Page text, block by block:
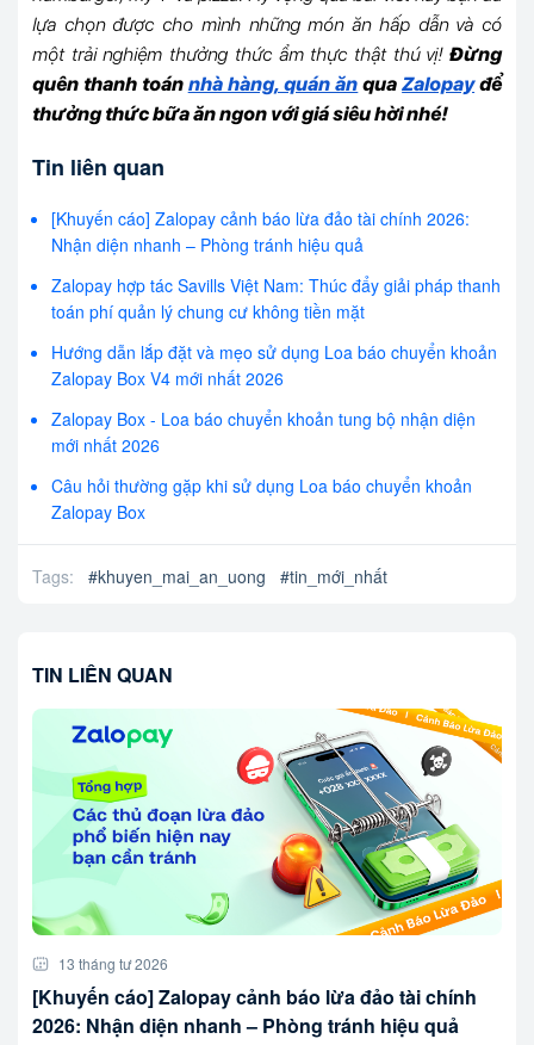
lựa chọn được cho mình những món ăn hấp dẫn và có
một trải nghiệm thưởng thức ẩm thực thật thú vị! Đừng
quên thanh toán nhà hàng, quán ăn quaZalopayđể
thưởng thức bữa ăn ngon với giá siêu hời nhé!
Tin liên quan
[Khuyến cáo] Zalopay cảnh báo lừa đảo tài chính 2026:
Nhận diện nhanh – Phòng tránh hiệu quả
Zalopay hợp tác Savills Việt Nam: Thúc đẩy giải pháp thanh
toán phí quản lý chung cư không tiền mặt
Hướng dẫn lắp đặt và mẹo sử dụng Loa báo chuyển khoản
Zalopay Box V4 mới nhất 2026
Zalopay Box - Loa báo chuyển khoản tung bộ nhận diện
mới nhất 2026
Câu hỏi thường gặp khi sử dụng Loa báo chuyển khoản
Zalopay Box
Tags: #khuyen_mai_an_uong #tin_mới_nhất
TIN LIÊN QUAN
13 tháng tư 2026
[Khuyến cáo] Zalopay cảnh báo lừa đảo tài chính
2026: Nhận diện nhanh – Phòng tránh hiệu quả